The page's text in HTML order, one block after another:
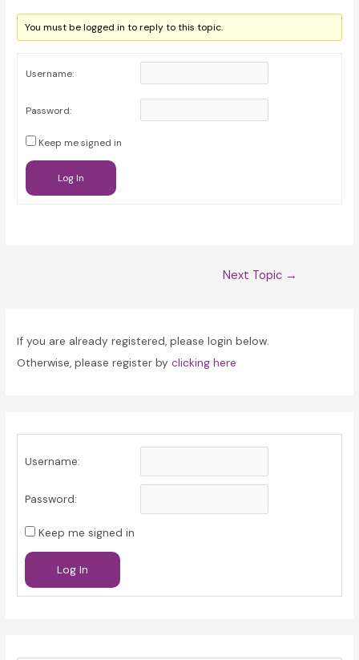
You must be logged in to reply to this topic.
Username:
Password:
Keep me signed in
Log In
Next Topic →
If you are already registered, please login below.
Otherwise, please register byclicking here
Username:
Password:
Keep me signed in
Log In